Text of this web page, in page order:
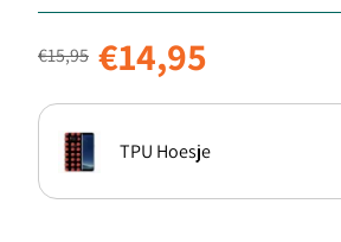
Normale prijs
€15,95
Aanbiedingsprijs
€14,95
TPU Hoesje